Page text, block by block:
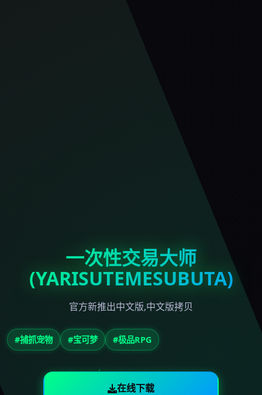
一次性交易大师
(YARISUTEMESUBUTA)
官方新推出中文版,中文版拷贝
#捕抓宠物 #宝可梦 #极品RPG
在线下载